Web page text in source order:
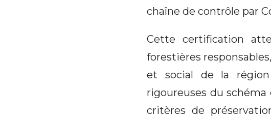
chaîne de contrôle par
Cette certification
forestières
et social de la
rigoureuses du
critères de